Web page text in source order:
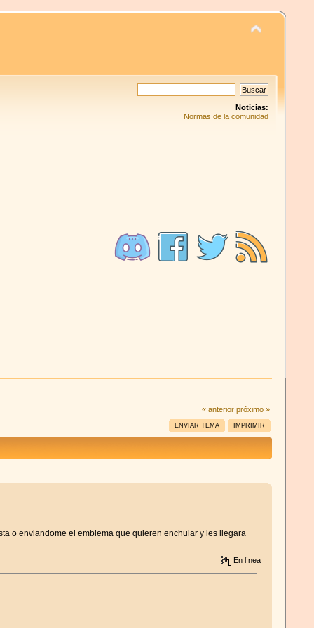
Noticias:
Normas de la comunidad
« anterior próximo »
ENVIAR TEMA IMPRIMIR
o enviandome el emblema que quieren enchular y les llegara
En línea